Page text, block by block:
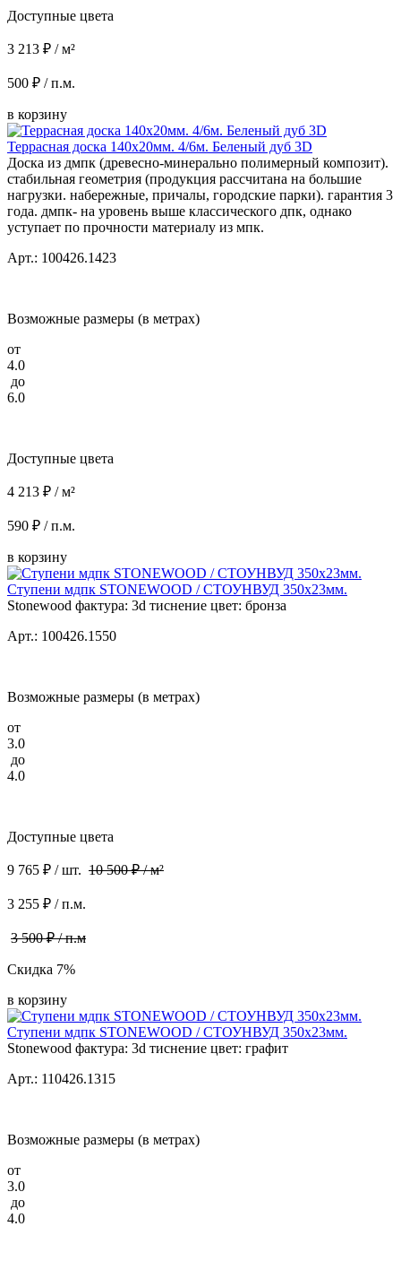
Доступные цвета
3 213 ₽ / м²
500 ₽ / п.м.
в корзину
Террасная доска 140x20мм. 4/6м. Беленый дуб 3D
Доска из дмпк (древесно-минерально полимерный композит).
стабильная геометрия (продукция рассчитана на большие
нагрузки. набережные, причалы, городские парки). гарантия 3
года. дмпк- на уровень выше классического дпк, однако
уступает по прочности материалу из мпк.
Арт.: 100426.1423
Возможные размеры (в метрах)
от
4.0
до
6.0
Доступные цвета
4 213 ₽ / м²
590 ₽ / п.м.
в корзину
Ступени мдпк STONEWOOD / СТОУНВУД 350x23мм.
Stonewood фактура: 3d тиснение цвет: бронза
Арт.: 100426.1550
Возможные размеры (в метрах)
от
3.0
до
4.0
Доступные цвета
9 765 ₽ / шт. 10 500 ₽ / м²
3 255 ₽ / п.м.
3 500 ₽ / п.м
Скидка 7%
в корзину
Ступени мдпк STONEWOOD / СТОУНВУД 350x23мм.
Stonewood фактура: 3d тиснение цвет: графит
Арт.: 110426.1315
Возможные размеры (в метрах)
от
3.0
до
4.0